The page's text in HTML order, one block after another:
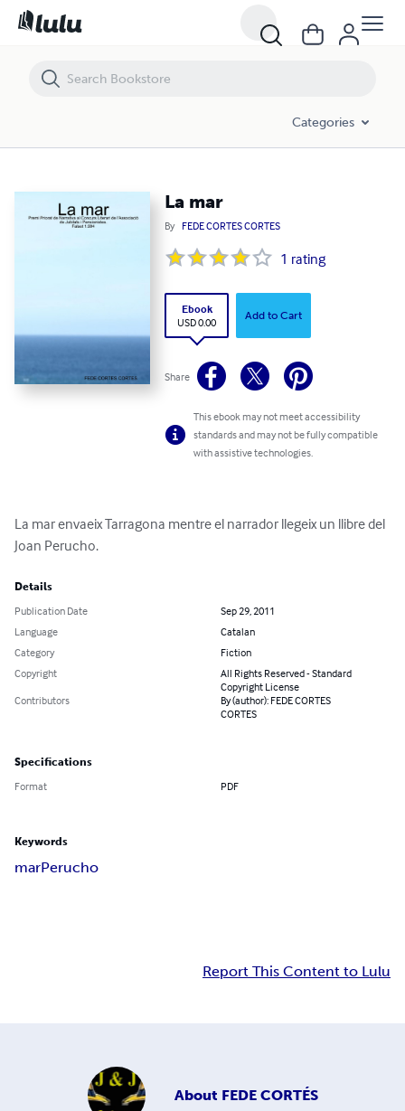
Categories
La mar
By FEDE CORTES CORTES
1 rating
Ebook
USD 0.00
Add to Cart
Share
This ebook may not meet accessibility
standards and may not be fully compatible
with assistive technologies.
La mar envaeix Tarragona mentre el narrador llegeix un llibre del
Joan Perucho.
Details
Publication Date
Sep 29, 2011
Language
Catalan
Category
Fiction
Copyright
All Rights Reserved - Standard
Copyright License
Contributors
By (author): FEDE CORTES
CORTES
Specifications
Format PDF
Keywords
marPerucho
Report This Content to Lulu
About FEDE CORTÉS
La mar